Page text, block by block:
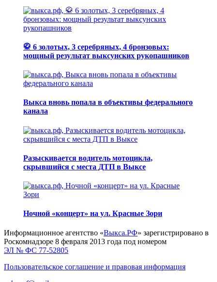
🥋 6 золотых, 3 серебряных, 4 бронзовых:
мощный результат выксунских рукопашников
Выкса вновь попала в объективы федерального
канала
Разыскивается водитель мотоцикла,
скрывшийся с места ДТП в Выксе
Ночной «концерт» на ул. Красные Зори
Информационное агентство «Выкса.РФ» зарегистрировано в
Роскомнадзоре 8 февраля 2013 года под номером
ЭЛ № ФС 77-52805
Пользовательское соглашение и правовая информация